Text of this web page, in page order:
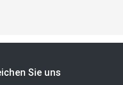
Sie uns